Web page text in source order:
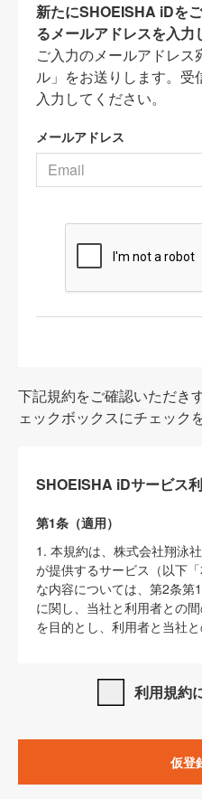
新たにSHOEISHA iDを
るメールアドレスを入力
ご入力のメールアドレ
ル」をお送りします。
入力してください。
メールアドレス
下記規約をご確認いただき
ェックボックスにチェック
SHOEISHA iDサービス
第1条（適用）
1. 本規約は、株式会社翔泳
が提供するサービス（以下
な内容については、第2条第
に関し、当社と利用者との
を目的とし、利用者と当社
SHOEISHA iDプライバシ
サイト上でのデータの利用
3. 本規約の内容と、前項に
利用規約
仮登